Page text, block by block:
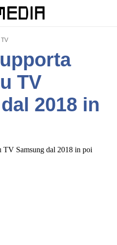
TV
2018 in